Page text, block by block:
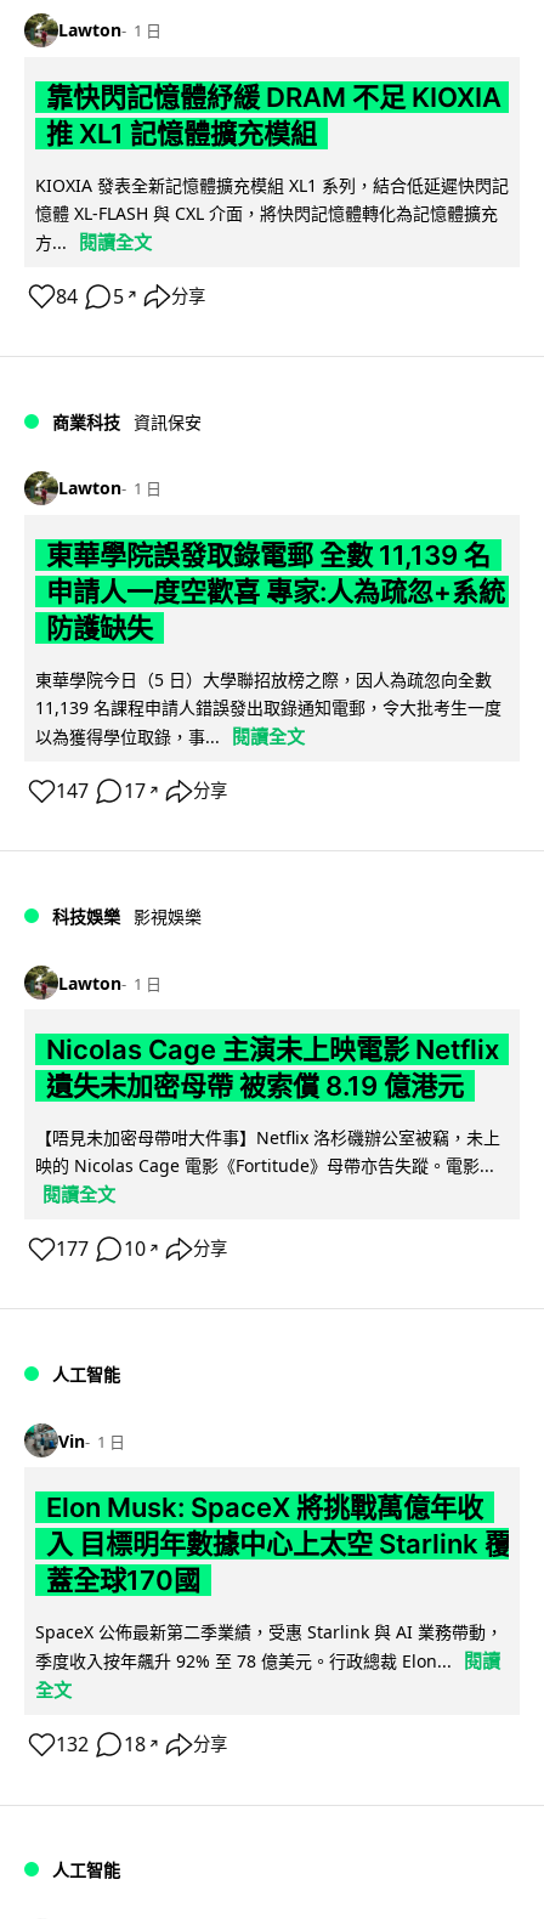
Lawton 1 日
靠快閃記憶體紓緩 DRAM 不足 KIOXIA
推 XL1 記憶體擴充模組
KIOXIA 發表全新記憶體擴充模組 XL1 系列，結合低延遲快閃記
憶體 XL-FLASH 與 CXL 介面，將快閃記憶體轉化為記憶體擴充
方...
閱讀全文
84 5 ↗ 分享
商業科技 資訊保安
Lawton 1 日
東華學院誤發取錄電郵 全數 11,139 名
申請人一度空歡喜 專家:人為疏忽+系統
防護缺失
東華學院今日（5 日）大學聯招放榜之際，因人為疏忽向全數
11,139 名課程申請人錯誤發出取錄通知電郵，令大批考生一度
以為獲得學位取錄，事...
閱讀全文
147 17 ↗ 分享
科技娛樂 影視娛樂
Lawton 1 日
Nicolas Cage 主演未上映電影 Netflix
遺失未加密母帶 被索償 8.19 億港元
【唔見未加密母帶咁大件事】Netflix 洛杉磯辦公室被竊，未上
映的 Nicolas Cage 電影《Fortitude》母帶亦告失蹤。電影...
閱讀全文
177 10 ↗ 分享
人工智能
Vin 1 日
Elon Musk: SpaceX 將挑戰萬億年收
入 目標明年數據中心上太空 Starlink 覆
蓋全球170國
SpaceX 公佈最新第二季業績，受惠 Starlink 與 AI 業務帶動，
季度收入按年飆升 92% 至 78 億美元。行政總裁 Elon...
閱讀
全文
132 18 ↗ 分享
人工智能